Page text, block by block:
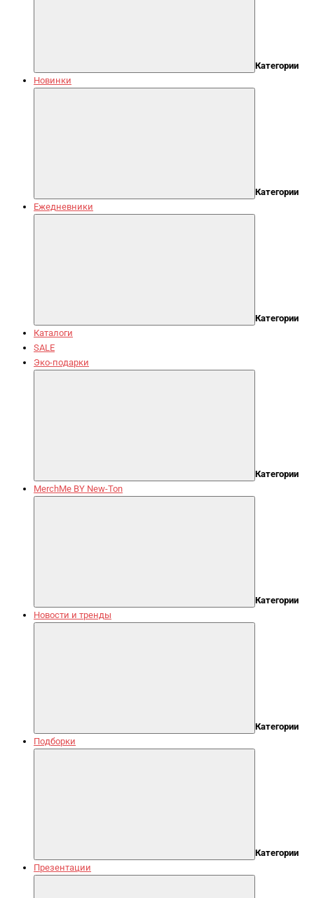
Категории
Новинки
Категории
Ежедневники
Категории
Каталоги
SALE
Эко-подарки
Категории
MerchMe BY New-Ton
Категории
Новости и тренды
Категории
Подборки
Категории
Презентации